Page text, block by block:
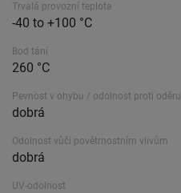
Trvalá provozní teplota
-40 to +100 °C
Bod tání
260 °C
Pevnost v ohybu / odolnost proti oděru
dobrá
Odolnost vůči povětrnostním vlivům
dobrá
UV-odolnost